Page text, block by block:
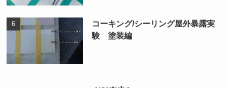
コーキング/シーリング屋外暴露実
験 塗装編